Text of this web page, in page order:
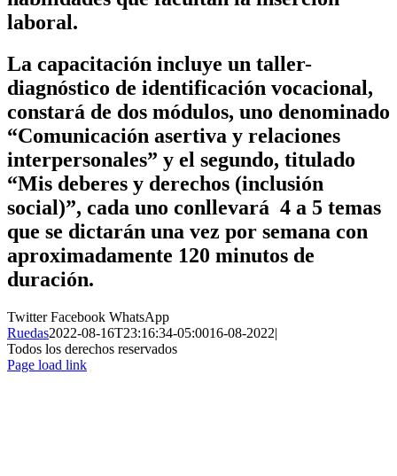
laboral.
La capacitación incluye un taller-
diagnóstico de identificación vocacional,
constará de dos módulos, uno denominado
“Comunicación asertiva y relaciones
interpersonales” y el segundo, titulado
“Mis deberes y derechos (inclusión
social)”, cada uno conllevará 4 a 5 temas
que se dictarán una vez por semana con
aproximadamente 120 minutos de
duración.
TwitterFacebook WhatsApp
Ruedas2022-08-16T23:16:34-05:0016-08-2022|
Todos los derechos reservados
Page load link